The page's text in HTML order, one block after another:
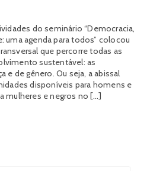
do seminário “Democracia,
uma agenda para todos” colocou
que percorre todas as
sustentável: as
e de gênero. Ou seja, a abissal
disponíveis para homens e
mulheres e negros no […]